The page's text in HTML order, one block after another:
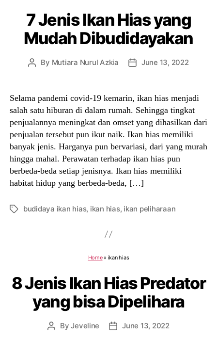
7 Jenis Ikan Hias yang
Mudah Dibudidayakan
Post
By Mutiara Nurul Azkia
PostJune 13, 2022
Selama pandemi covid-19 kemarin, ikan hias menjadi
salah satu hiburan di dalam rumah. Sehingga tingkat
penjualannya meningkat dan omset yang dihasilkan dari
penjualan tersebut pun ikut naik. Ikan hias memiliki
banyak jenis. Harganya pun bervariasi, dari yang murah
hingga mahal. Perawatan terhadap ikan hias pun
berbeda-beda setiap jenisnya. Ikan hias memiliki
habitat hidup yang berbeda-beda, […]
Tagsbudidaya ikan hias, ikan hias, ikan peliharaan
Home» ikan hias
8 Jenis Ikan Hias Predator
yang bisa Dipelihara
PostByJeveline
PostJune 13, 2022